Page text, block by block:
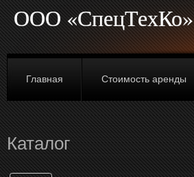
ООО «СпецТехКо»
Главная Стоимость аренды
Каталог